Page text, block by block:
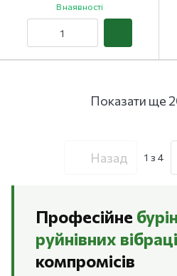
252B+HULK-252S)
В наявності
Показати ще
Назад 1 з 4
Професійне
руйнівних
компромісів